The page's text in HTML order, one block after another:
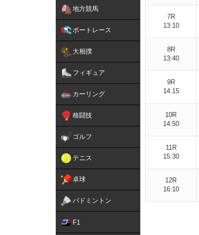
地方競馬
ボートレース
大相撲
フィギュア
カーリング
格闘技
ゴルフ
テニス
卓球
バドミントン
F1
7R
13:10
8R
13:40
9R
14:15
10R
14:50
11R
15:30
12R
16:10